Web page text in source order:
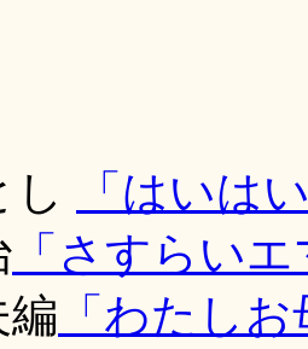
し
「はい
「さすらい
編 「わたし